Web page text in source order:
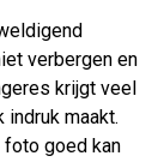
verbergen en
krijgt veel
maakt.
foto goed kan